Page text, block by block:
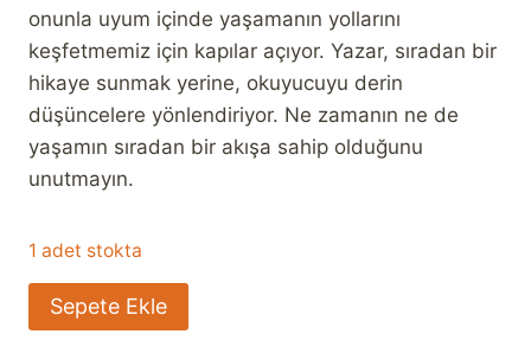
onunla uyum içinde yaşamanın yollarını
keşfetmemiz için kapılar açıyor. Yazar, sıradan bir
hikaye sunmak yerine, okuyucuyu derin
düşüncelere yönlendiriyor. Ne zamanın ne de
yaşamın sıradan bir akışa sahip olduğunu
unutmayın.
1 adet stokta
Saatleri
Ayarlama
Sepete Ekle